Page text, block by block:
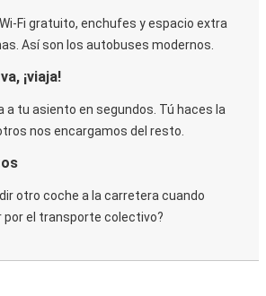
Fi gratuito, enchufes y espacio extra
Así son los autobuses modernos.
¡viaja!
a tu asiento en segundos. Tú haces la
nos encargamos del resto.
otro coche a la carretera cuando
por el transporte colectivo?